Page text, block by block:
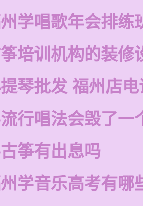
学唱歌年会排练
培训机构的装修
琴批发 福州店
行唱法会毁了一
筝有出息吗
学音乐高考有哪